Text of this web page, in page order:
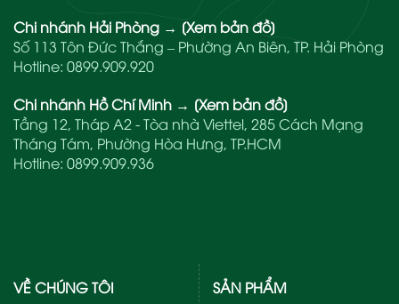
Chi nhánh Hải Phòng → [Xem bản đồ]
Số 113 Tôn Đức Thắng – Phường An Biên, TP. Hải Phòng
Hotline: 0899.909.920
Chi nhánh Hồ Chí Minh → [Xem bản đồ]
Tầng 12, Tháp A2 - Tòa nhà Viettel, 285 Cách Mạng
Tháng Tám, Phường Hòa Hưng, TP.HCM
Hotline: 0899.909.936
VỀ CHÚNG TÔI
SẢN PHẨM